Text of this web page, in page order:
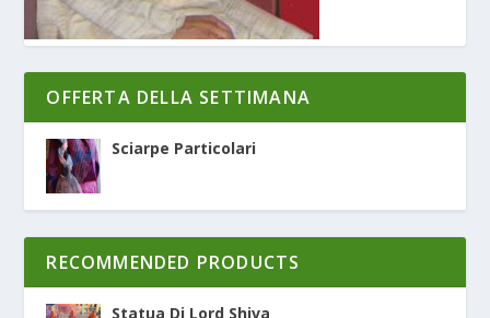
OFFERTA DELLA SETTIMANA
Sciarpe Particolari
RECOMMENDED PRODUCTS
Statua Di Lord Shiva